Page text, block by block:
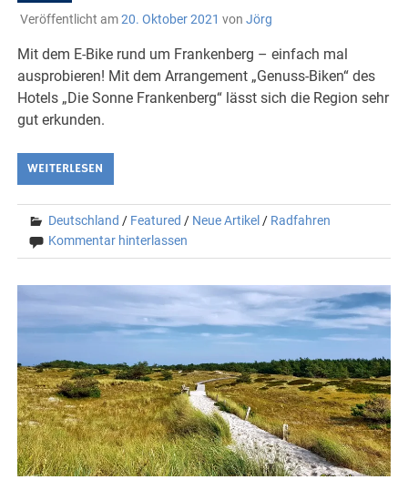
Veröffentlicht am20. Oktober 2021 von Jörg
Mit dem E-Bike rund um Frankenberg – einfach mal
ausprobieren! Mit dem Arrangement „Genuss-Biken“ des
Hotels „Die Sonne Frankenberg“ lässt sich die Region sehr
gut erkunden.
WEITERLESEN
Deutschland / Featured / Neue Artikel / Radfahren
Kommentar hinterlassen